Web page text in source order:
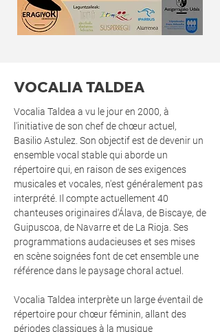
VOCALIA TALDEA
Vocalia Taldea a vu le jour en 2000, à
l'initiative de son chef de chœur actuel,
Basilio Astulez. Son objectif est de devenir un
ensemble vocal stable qui aborde un
répertoire qui, en raison de ses exigences
musicales et vocales, n'est généralement pas
interprété. Il compte actuellement 40
chanteuses originaires d'Álava, de Biscaye, de
Guipuscoa, de Navarre et de La Rioja. Ses
programmations audacieuses et ses mises
en scène soignées font de cet ensemble une
référence dans le paysage choral actuel.
Vocalia Taldea interprète un large éventail de
répertoire pour chœur féminin, allant des
périodes classiques à la musique